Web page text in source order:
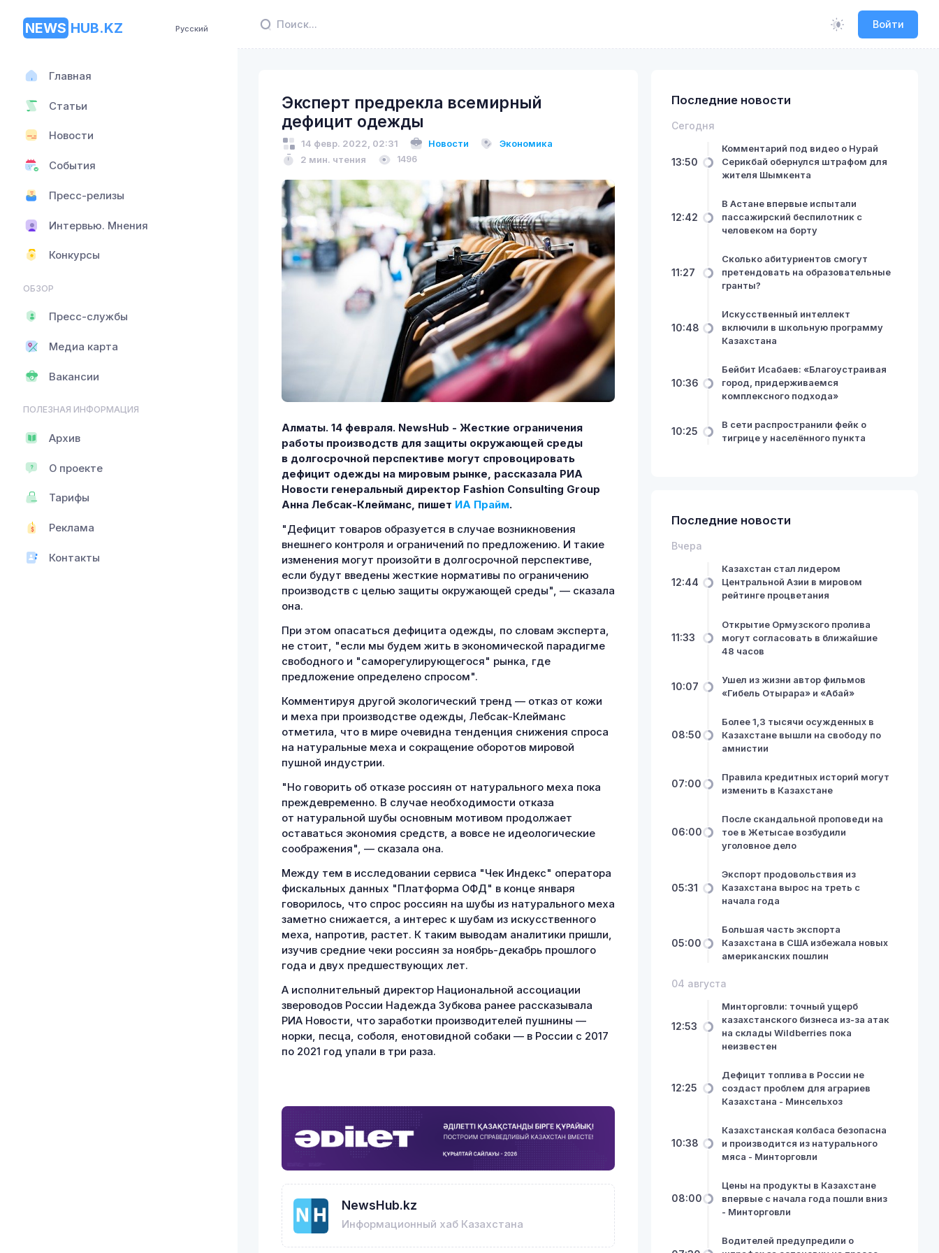
Войти
NEWS HUB.KZ Русский
Главная
Статьи
Новости
События
Пресс-релизы
Интервью. Мнения
Конкурсы
ОБЗОР
Пресс-службы
Медиа карта
Вакансии
ПОЛЕЗНАЯ ИНФОРМАЦИЯ
Архив
О проекте
Тарифы
Реклама
Контакты
Эксперт предрекла всемирный
дефицит одежды
14 февр. 2022, 02:31 Новости
Экономика
2 мин. чтения
1496
Алматы. 14 февраля. NewsHub - Жесткие ограничения
работы производств для защиты окружающей среды
в долгосрочной перспективе могут спровоцировать
дефицит одежды на мировым рынке, рассказала РИА
Новости генеральный директор Fashion Consulting Group
Анна Лебсак-Клейманс, пишет ИА Прайм.
"Дефицит товаров образуется в случае возникновения
внешнего контроля и ограничений по предложению. И такие
изменения могут произойти в долгосрочной перспективе,
если будут введены жесткие нормативы по ограничению
производств с целью защиты окружающей среды", — сказала
она.
При этом опасаться дефицита одежды, по словам эксперта,
не стоит, "если мы будем жить в экономической парадигме
свободного и "саморегулирующегося" рынка, где
предложение определено спросом".
Комментируя другой экологический тренд — отказ от кожи
и меха при производстве одежды, Лебсак-Клейманс
отметила, что в мире очевидна тенденция снижения спроса
на натуральные меха и сокращение оборотов мировой
пушной индустрии.
"Но говорить об отказе россиян от натурального меха пока
преждевременно. В случае необходимости отказа
от натуральной шубы основным мотивом продолжает
оставаться экономия средств, а вовсе не идеологические
соображения", — сказала она.
Между тем в исследовании сервиса "Чек Индекс" оператора
фискальных данных "Платформа ОФД" в конце января
говорилось, что спрос россиян на шубы из натурального меха
заметно снижается, а интерес к шубам из искусственного
меха, напротив, растет. К таким выводам аналитики пришли,
изучив средние чеки россиян за ноябрь-декабрь прошлого
года и двух предшествующих лет.
А исполнительный директор Национальной ассоциации
звероводов России Надежда Зубкова ранее рассказывала
РИА Новости, что заработки производителей пушнины —
норки, песца, соболя, енотовидной собаки — в России с 2017
по 2021 год упали в три раза.
NewsHub.kz
Информационный хаб Казахстана
Последние новости
Сегодня
13:50
Комментарий под видео о Нурай
Серикбай обернулся штрафом для
жителя Шымкента
12:42
В Астане впервые испытали
пассажирский беспилотник с
человеком на борту
11:27
Сколько абитуриентов смогут
претендовать на образовательные
гранты?
10:48
Искусственный интеллект
включили в школьную программу
Казахстана
10:36
Бейбит Исабаев: «Благоустраивая
город, придерживаемся
комплексного подхода»
10:25
В сети распространили фейк о
тигрице у населённого пункта
Последние новости
Вчера
12:44
Казахстан стал лидером
Центральной Азии в мировом
рейтинге процветания
11:33
Открытие Ормузского пролива
могут согласовать в ближайшие
48 часов
10:07
Ушел из жизни автор фильмов
«Гибель Отырара» и «Абай»
08:50
Более 1,3 тысячи осужденных в
Казахстане вышли на свободу по
амнистии
07:00
Правила кредитных историй могут
изменить в Казахстане
06:00
После скандальной проповеди на
тое в Жетысае возбудили
уголовное дело
05:31
Экспорт продовольствия из
Казахстана вырос на треть с
начала года
05:00
Большая часть экспорта
Казахстана в США избежала новых
американских пошлин
04 августа
12:53
Минторговли: точный ущерб
казахстанского бизнеса из-за атак
на склады Wildberries пока
неизвестен
12:25
Дефицит топлива в России не
создаст проблем для аграриев
Казахстана - Минсельхоз
10:38
Казахстанская колбаса безопасна
и производится из натурального
мяса - Минторговли
08:00
Цены на продукты в Казахстане
впервые с начала года пошли вниз
- Минторговли
Водителей предупредили о